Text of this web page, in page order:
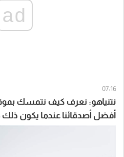
ad
07:16
نتنياهو: نعرف كيف نتمسك
أفضل أصدقائنا عندما يكون ذلك